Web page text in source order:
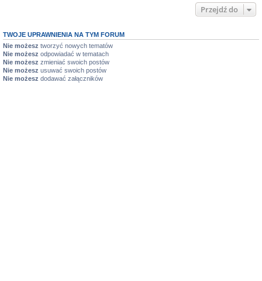
Przejdź do
TWOJE UPRAWNIENIA NA TYM FORUM
Nie możesz tworzyć nowych tematów
Nie możesz odpowiadać w tematach
Nie możesz zmieniać swoich postów
Nie możesz usuwać swoich postów
Nie możesz dodawać załączników